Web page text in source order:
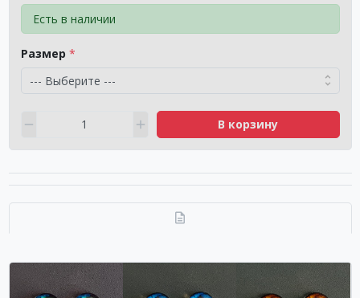
Есть в наличии
Размер
В корзину